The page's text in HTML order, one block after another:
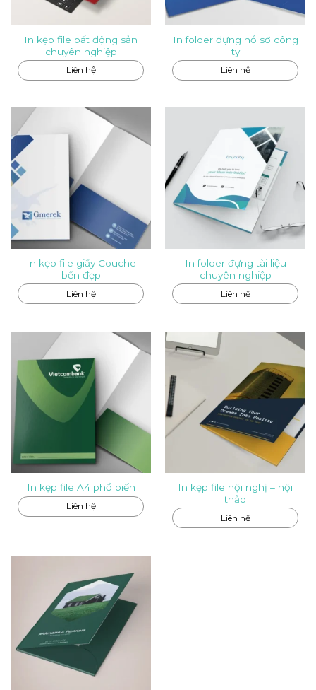
In kẹp file bất động sản
chuyên nghiệp
Liên hệ
In folder đựng hồ sơ công
ty
Liên hệ
In kẹp file giấy Couche
bền đẹp
Liên hệ
In folder đựng tài liệu
chuyên nghiệp
Liên hệ
In kẹp file A4 phổ biến
Liên hệ
In kẹp file hội nghị – hội
thảo
Liên hệ